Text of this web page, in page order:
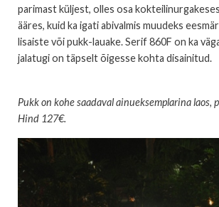
parimast küljest, olles osa
ääres, kuid ka igati abivalmis muudeks
lisaiste või pukk-lauake. Serif 860F on ka
jalatugi on täpselt õigesse kohta disainitud.
Pukk on kohe saadaval ainueksemplarina laos,
Hind 127€.